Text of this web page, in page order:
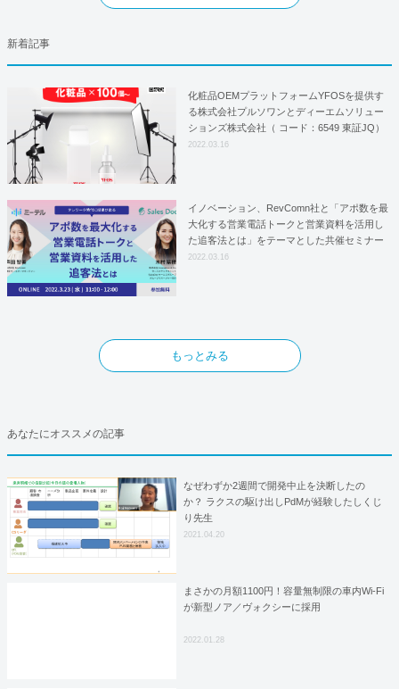
新着記事
化粧品OEMプラットフォームYFOSを提供す
る株式会社プルソワンとディーエムソリュー
ションズ株式会社（ コード：6549 東証JQ）
はYFOSにおけるロジスティクスパートナー
2022.03.16
イノベーション、RevComn社と「アポ数を最
大化する営業電話トークと営業資料を活用し
た追客法とは」をテーマとした共催セミナー
を開催！
2022.03.16
もっとみる
あなたにオススメの記事
なぜわずか2週間で開発中止を決断したの
か？ ラクスの駆け出しPdMが経験したしくじ
り先生
2021.04.20
まさかの月額1100円！容量無制限の車内Wi-Fi
が新型ノア／ヴォクシーに採用
2022.01.28